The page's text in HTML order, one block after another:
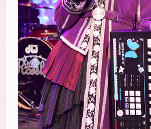
JP EN